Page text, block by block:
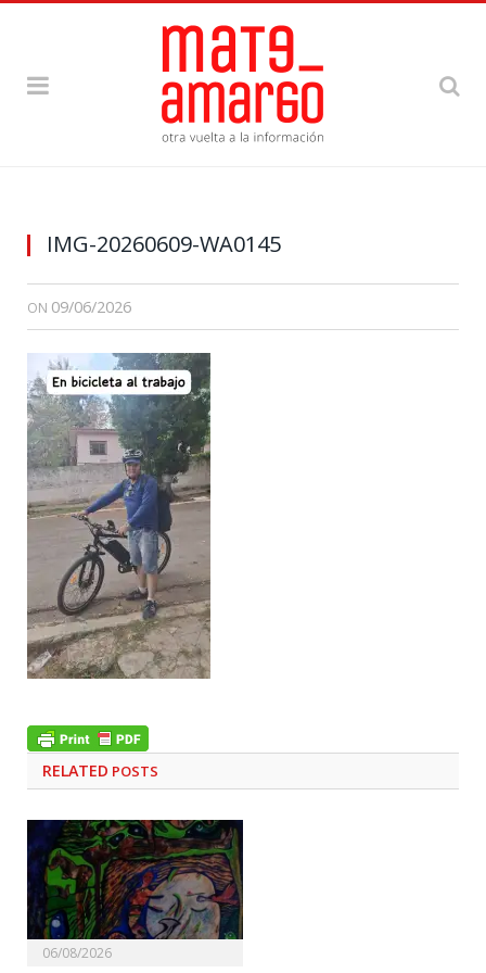
IMG-20260609-WA0145
ON 09/06/2026
RELATED POSTS
06/08/2026